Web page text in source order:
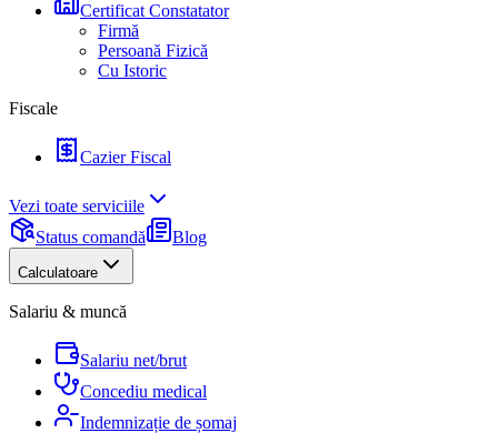
Certificat Constatator
Firmă
Persoană Fizică
Cu Istoric
Fiscale
Cazier Fiscal
Vezi toate serviciile
Status comandă
Blog
Calculatoare
Salariu & muncă
Salariu net/brut
Concediu medical
Indemnizație de șomaj